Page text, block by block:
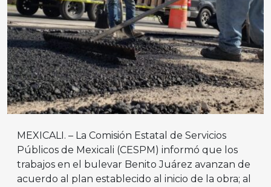
MEXICALI. – La Comisión Estatal de Servicios
Públicos de Mexicali (CESPM) informó que los
trabajos en el bulevar Benito Juárez avanzan de
acuerdo al plan establecido al inicio de la obra; al